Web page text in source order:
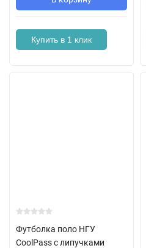
Купить в 1 клик
Футболка поло НГУ
CoolPass с липучками